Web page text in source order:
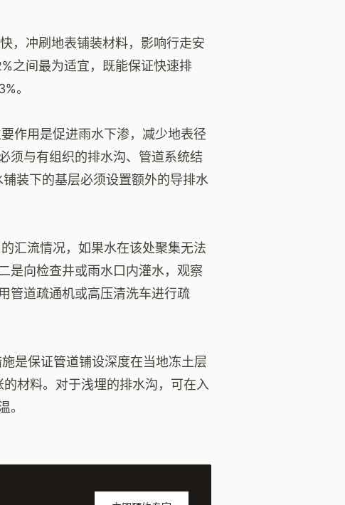
，冲刷地表铺装材料，影响行走安
之间最为适宜，既能保证快速排
。
作用是促进雨水下渗，减少地表径
须与有组织的排水沟、管道系统结
装下的基层必须设置额外的导排水
汇流情况，如果水在该处聚集无法
是向检查井或雨水口内灌水，观察
管道疏通机或高压清洗车进行疏
是保证管道铺设深度在当地冻土层
材料。对于浅埋的排水沟，可在入
。